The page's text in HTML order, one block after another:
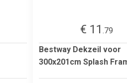
€ 11 .79
Bestway Dekzeil voor
300x201cm Splash